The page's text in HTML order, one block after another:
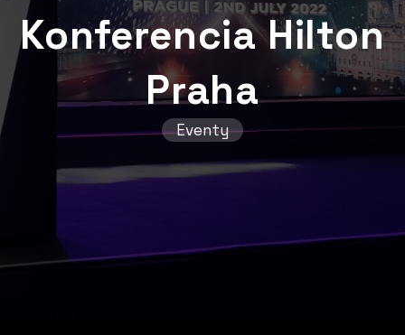
Konferencia Hilton
Praha
Eventy